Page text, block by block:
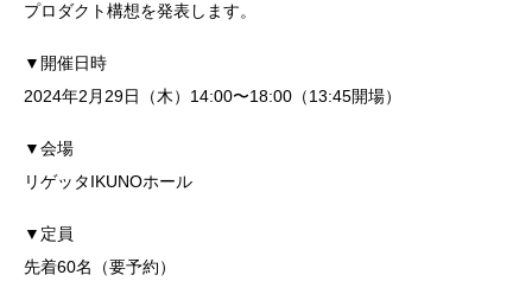
プロダクト構想を発表します。
▼開催日時
2024年2月29日（木）14:00〜18:00（13:45開場）
▼会場
リゲッタIKUNOホール
▼定員
先着60名（要予約）